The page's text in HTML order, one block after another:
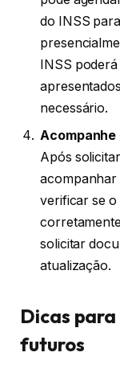
do INSS
INSS
necessário.
Acompanhe
Após
acompanhar
verificar se o
solicitar
atualização.
Dicas
futuros